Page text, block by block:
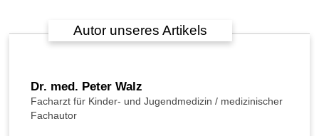
Autor unseres Artikels
Dr. med. Peter Walz
Facharzt für Kinder- und Jugendmedizin / medizinischer
Fachautor